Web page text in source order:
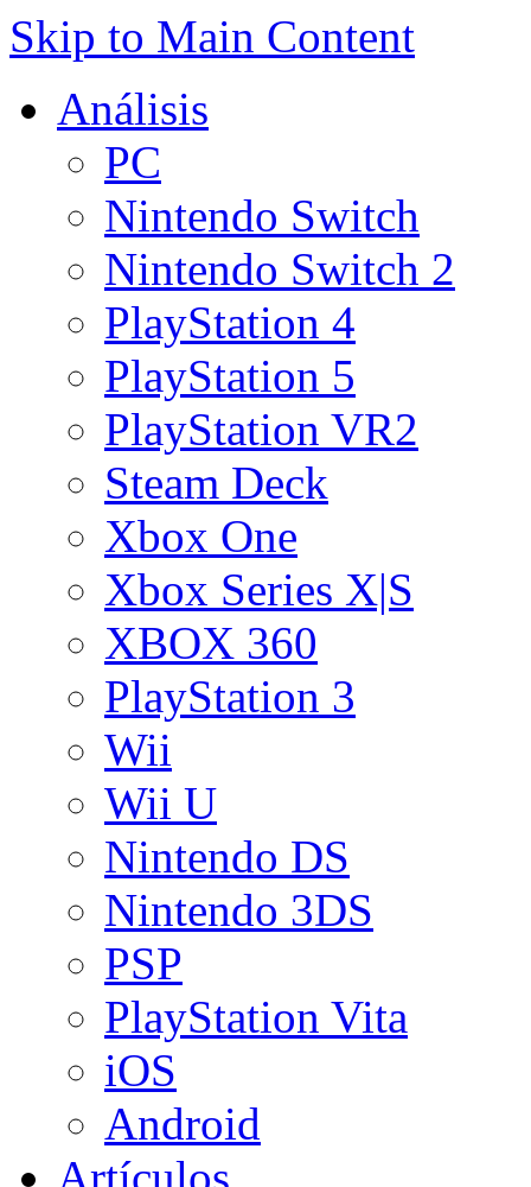
Skip to Main Content
Análisis
PC
Nintendo Switch
Nintendo Switch 2
PlayStation 4
PlayStation 5
PlayStation VR2
Steam Deck
Xbox One
Xbox Series X|S
XBOX 360
PlayStation 3
Wii
Wii U
Nintendo DS
Nintendo 3DS
PSP
PlayStation Vita
iOS
Android